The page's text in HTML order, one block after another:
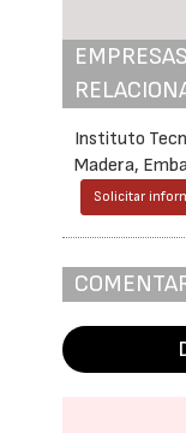
Instituto
Madera,
Solicitar